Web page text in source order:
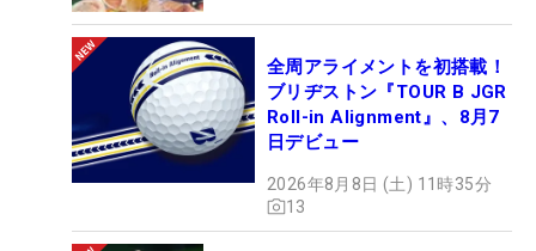
全周アライメントを初搭載！
ブリヂストン『TOUR B JGR
Roll-in Alignment』、8月7
日デビュー
2026年8月8日 (土) 11時35分
13